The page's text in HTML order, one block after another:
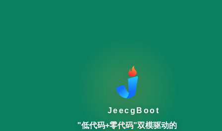
JeecgBoot
"低代码+零代码"双模驱动的